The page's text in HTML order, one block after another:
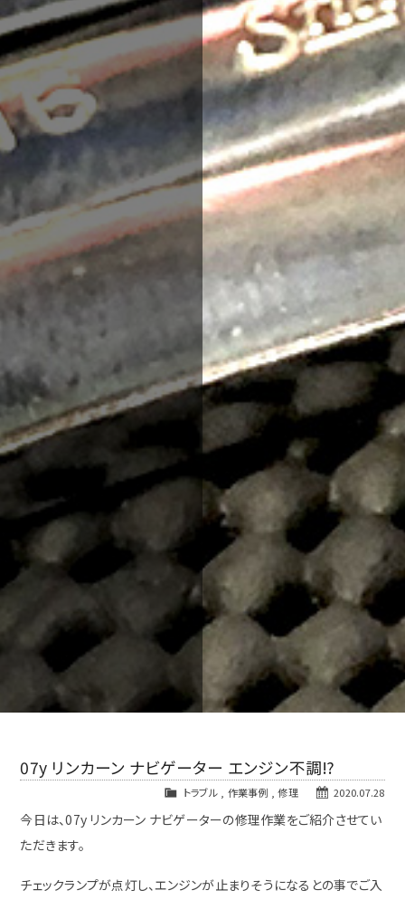
07y リンカーン ナビゲーター エンジン不調⁉
2020.07.28
トラブル, 作業事例 ,修理
今日は、07y リンカーン ナビゲーターの修理作業をご紹介させてい
ただきます。
チェックランプが点灯し、エンジンが止まりそうになるとの事でご入